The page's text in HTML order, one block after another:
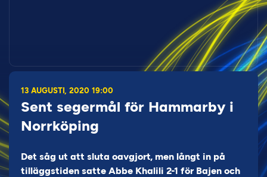
13 AUGUSTI, 2020 19:00
Sent segermål för Hammarby i
Norrköping
Det såg ut att sluta oavgjort, men långt in på
tilläggstiden satte Abbe Khalili 2-1 för Bajen och